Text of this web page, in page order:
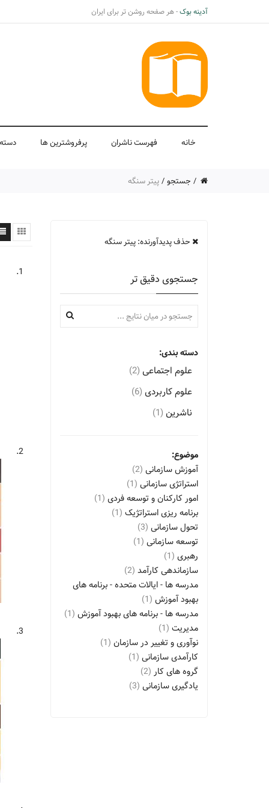
آدینه بوک- هر صفحه روشن تر برای ایران
خانه فهرست ناشران پرفروشترین ها
جستجو پیتر سنگه
حذف پدیدآورنده: پیتر سنگه
جستجوی دقیق تر
دسته بندی:
علوم اجتماعی (2)
علوم کاربردی (6)
ناشرین (1)
موضوع:
آموزش سازمانی (2)
استراتژی سازمانی (1)
امور کارکنان و توسعه فردی (1)
برنامه ریزی استراتژیک (1)
تحول سازمانی (3)
توسعه سازمانی (1)
رهبری (1)
سازماندهی کارآمد (2)
مدرسه ها - ایالات متحده - برنامه های
بهبود آموزش (1)
مدرسه ها - برنامه های بهبود آموزش (1)
مدیریت (1)
نوآوری و تغییر در سازمان (1)
کارآمدی سازمانی (1)
گروه های کار (2)
یادگیری سازمانی (3)
1.
2.
3.